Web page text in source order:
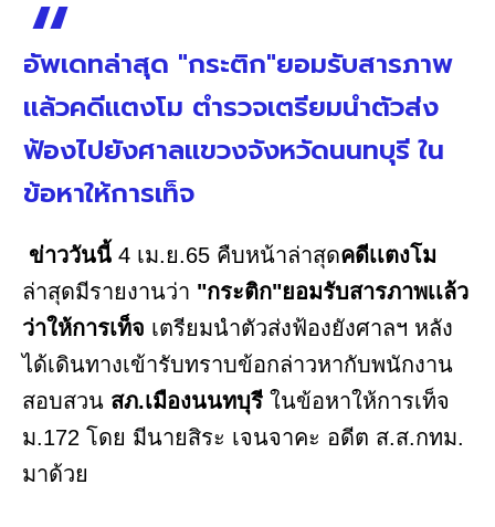
อัพเดทล่าสุด "กระติก"ยอมรับสารภาพ
เเล้วคดีเเตงโม ตำรวจเตรียมนำตัวส่ง
ฟ้องไปยังศาลแขวงจังหวัดนนทบุรี ใน
ข้อหาให้การเท็จ
ข่าววันนี้ 4 เม.ย.65 คืบหน้าล่าสุดคดีเเตงโม
ล่าสุดมีรายงานว่า "กระติก"ยอมรับสารภาพเเล้ว
ว่าให้การเท็จ เตรียมนำตัวส่งฟ้องยังศาลฯ หลัง
ได้เดินทางเข้ารับทราบข้อกล่าวหากับพนักงาน
สอบสวน สภ.เมืองนนทบุรี ในข้อหาให้การเท็จ
ม.172 โดย มีนายสิระ เจนจาคะ อดีต ส.ส.กทม.
มาด้วย